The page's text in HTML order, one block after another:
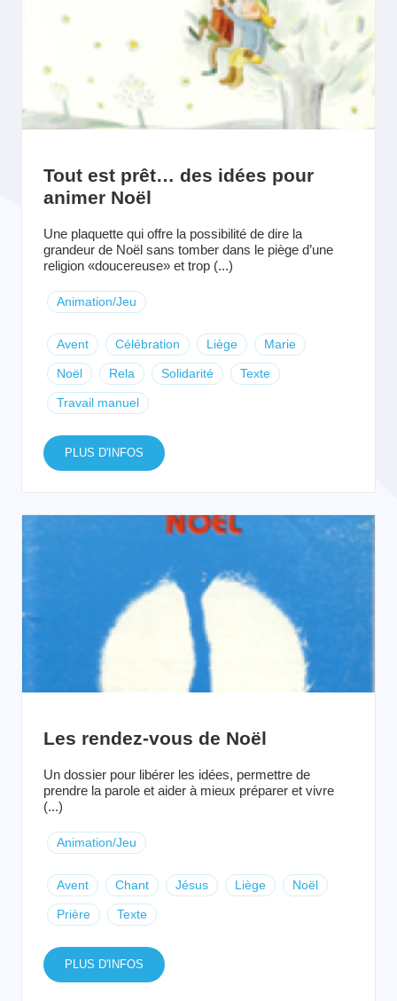
Tout est prêt… des idées pour
animer Noël
Une plaquette qui offre la possibilité de dire la
grandeur de Noël sans tomber dans le piège d’une
religion «doucereuse» et trop (...)
Animation/Jeu
Avent Célébration Liège Marie
Noël Rela Solidarité Texte
Travail manuel
PLUS D'INFOS
Les rendez-vous de Noël
Un dossier pour libérer les idées, permettre de
prendre la parole et aider à mieux préparer et vivre
(...)
Animation/Jeu
Avent Chant Jésus Liège Noël
Prière Texte
PLUS D'INFOS